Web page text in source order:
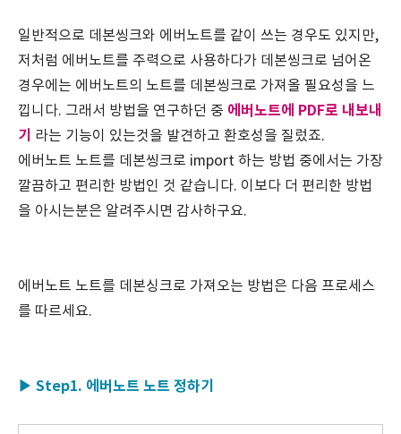
일반적으로 데본씽크와 에버노트를 같이 쓰는 경우도 있지만,
저처럼 에버노트를 주력으로 사용하다가 데본씽크로 넘어온
경우에는 에버노트의 노트를 데본씽크로 가져올 필요성을 느
낍니다. 그래서 방법을 연구하던 중 에버노트에 PDF로 내보내
기
라는 기능이 있는것을 발견하고 환호성을 질렀죠.
에버노트 노트를 데본씽크로 import 하는 방법 중에서는 가장
깔끔하고 편리한 방법인 것 같습니다. 이보다 더 편리한 방법
을 아시는분은 알려주시면 감사하구요.
에버노트 노트를 데본싱크로 가져오는 방법은 다음 프로세스
를 따르세요.
▶ Step1. 에버노트 노트 정하기